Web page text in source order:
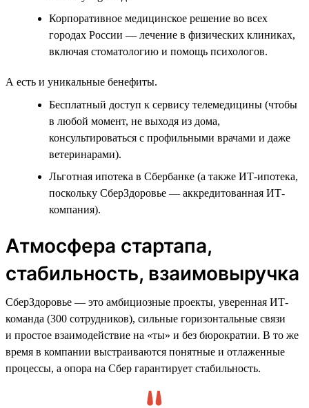
Корпоративное медицинское решение во всех
городах России — лечение в физических клиниках,
включая стоматологию и помощь психологов.
А есть и уникальные бенефиты.
Бесплатный доступ к сервису телемедицины (чтобы
в любой момент, не выходя из дома,
консультироваться с профильными врачами и даже
ветеринарами).
Льготная ипотека в Сбербанке (а также ИТ-ипотека,
поскольку СберЗдоровье — аккредитованная ИТ-
компания).
Атмосфера стартапа,
стабильность, взаимовыручка
СберЗдоровье — это амбициозные проекты, уверенная ИТ-
команда (300 сотрудников), сильные горизонтальные связи
и простое взаимодействие на «ты» и без бюрократии. В то же
время в компании выстраиваются понятные и отлаженные
процессы, а опора на Сбер гарантирует стабильность.